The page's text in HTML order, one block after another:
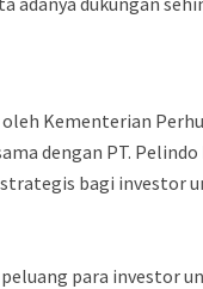
Kementerian
dengan PT.
bagi investor
para investor